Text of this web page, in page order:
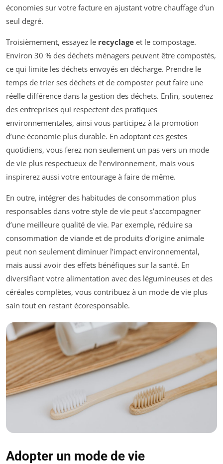
économies sur votre facture en ajustant votre chauffage d’un
seul degré.
Troisièmement, essayez le recyclage et le compostage.
Environ 30 % des déchets ménagers peuvent être compostés,
ce qui limite les déchets envoyés en décharge. Prendre le
temps de trier ses déchets et de composter peut faire une
réelle différence dans la gestion des déchets. Enfin, soutenez
des entreprises qui respectent des pratiques
environnementales, ainsi vous participez à la promotion
d’une économie plus durable. En adoptant ces gestes
quotidiens, vous ferez non seulement un pas vers un mode
de vie plus respectueux de l’environnement, mais vous
inspirerez aussi votre entourage à faire de même.
En outre, intégrer des habitudes de consommation plus
responsables dans votre style de vie peut s’accompagner
d’une meilleure qualité de vie. Par exemple, réduire sa
consommation de viande et de produits d’origine animale
peut non seulement diminuer l’impact environnemental,
mais aussi avoir des effets bénéfiques sur la santé. En
diversifiant votre alimentation avec des légumineuses et des
céréales complètes, vous contribuez à un mode de vie plus
sain tout en restant écoresponsable.
Adopter un mode de vie